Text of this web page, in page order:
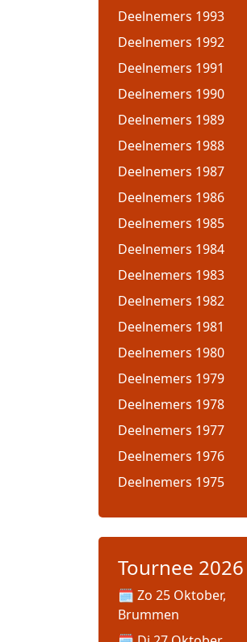
Deelnemers 1993
Deelnemers 1992
Deelnemers 1991
Deelnemers 1990
Deelnemers 1989
Deelnemers 1988
Deelnemers 1987
Deelnemers 1986
Deelnemers 1985
Deelnemers 1984
Deelnemers 1983
Deelnemers 1982
Deelnemers 1981
Deelnemers 1980
Deelnemers 1979
Deelnemers 1978
Deelnemers 1977
Deelnemers 1976
Deelnemers 1975
Tournee 2026
Zo 25 Oktober,
Brummen